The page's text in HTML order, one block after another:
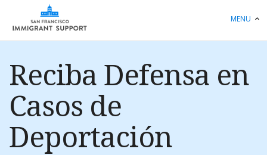
n
MENU
Reciba Defensa en
Casos de
Deportación